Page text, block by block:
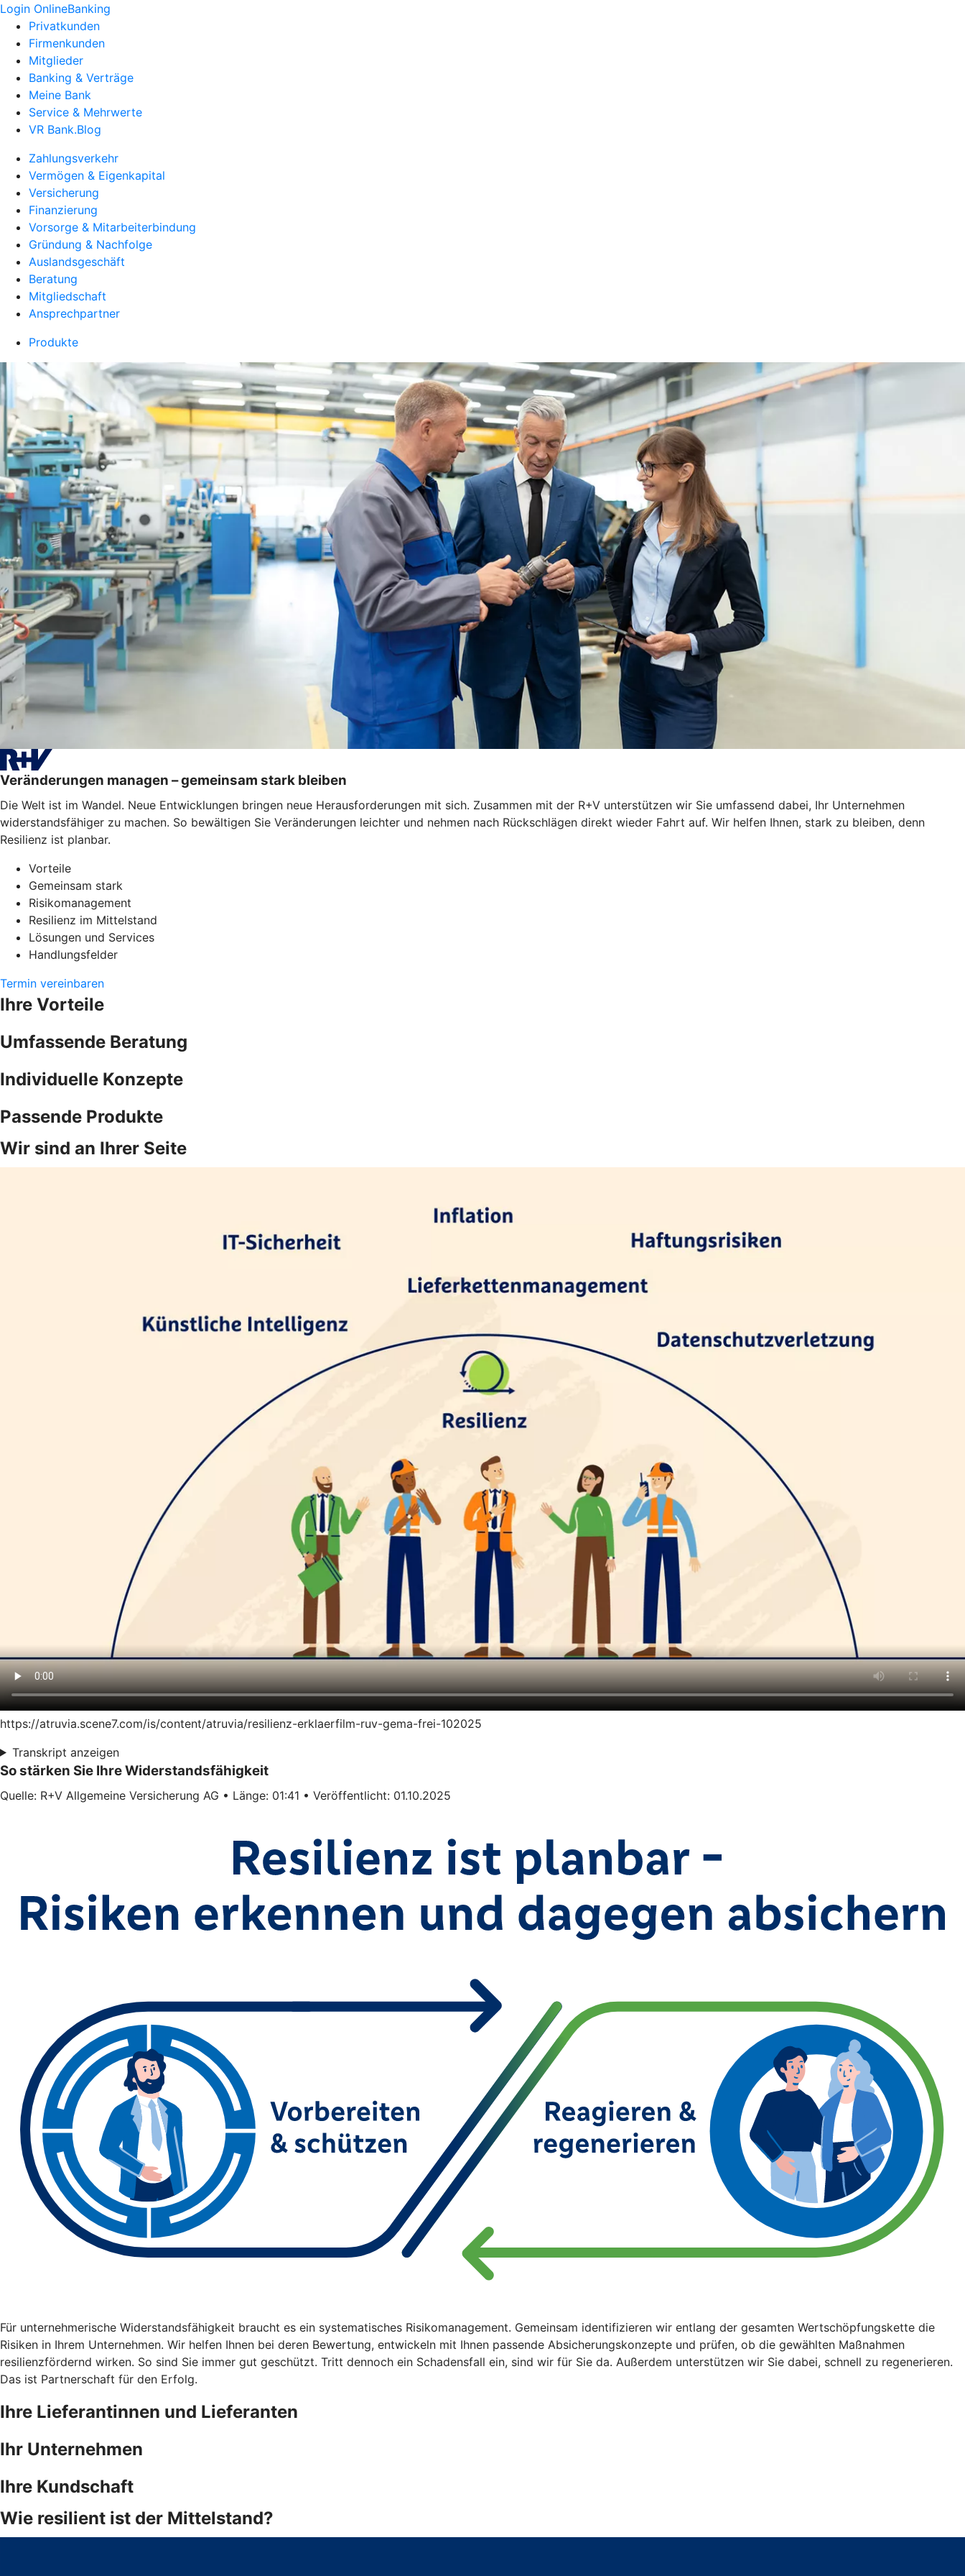
Login OnlineBanking
Privatkunden
Firmenkunden
Mitglieder
Banking & Verträge
Meine Bank
Service & Mehrwerte
VR Bank.Blog
Zahlungsverkehr
Vermögen & Eigenkapital
Versicherung
Finanzierung
Vorsorge & Mitarbeiterbindung
Gründung & Nachfolge
Auslandsgeschäft
Beratung
Mitgliedschaft
Ansprechpartner
Produkte
Veränderungen managen – gemeinsam stark bleiben
Die Welt ist im Wandel. Neue Entwicklungen bringen neue Herausforderungen mit sich. Zusammen mit der R+V unterstützen wir Sie umfassend dabei, Ihr Unternehmen
widerstandsfähiger zu machen. So bewältigen Sie Veränderungen leichter und nehmen nach Rückschlägen direkt wieder Fahrt auf. Wir helfen Ihnen, stark zu bleiben, denn
Resilienz ist planbar.
Vorteile
Gemeinsam stark
Risikomanagement
Resilienz im Mittelstand
Lösungen und Services
Handlungsfelder
Termin vereinbaren
Ihre Vorteile
Umfassende Beratung
Individuelle Konzepte
Passende Produkte
Wir sind an Ihrer Seite
https://atruvia.scene7.com/is/content/atruvia/resilienz-erklaerfilm-ruv-gema-frei-102025
Transkript anzeigen
So stärken Sie Ihre Widerstandsfähigkeit
Quelle: R+V Allgemeine Versicherung AG • Länge: 01:41 • Veröffentlicht: 01.10.2025
Für unternehmerische Widerstandsfähigkeit braucht es ein systematisches Risikomanagement. Gemeinsam identifizieren wir entlang der gesamten Wertschöpfungskette die
Risiken in Ihrem Unternehmen. Wir helfen Ihnen bei deren Bewertung, entwickeln mit Ihnen passende Absicherungskonzepte und prüfen, ob die gewählten Maßnahmen
resilienzfördernd wirken. So sind Sie immer gut geschützt. Tritt dennoch ein Schadensfall ein, sind wir für Sie da. Außerdem unterstützen wir Sie dabei, schnell zu regenerieren.
Das ist Partnerschaft für den Erfolg.
Ihre Lieferantinnen und Lieferanten
Ihr Unternehmen
Ihre Kundschaft
Wie resilient ist der Mittelstand?